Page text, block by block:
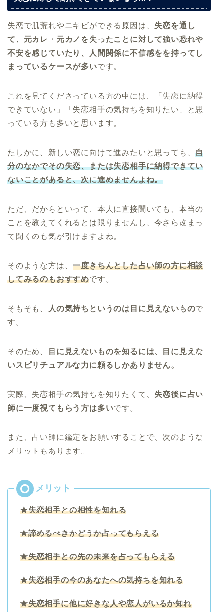
失恋で肌荒れやニキビができる原因は、 失恋を通し
て、元カレ・元カノを失ったことに対して強い恐れや
不安を感じていたり、人間関係に不信感をを持ってし
まっているケースが多いです。
これを見てくださっている方の中には、「失恋に納得
できていない」「失恋相手の気持ちを知りたい」と思
っている方も多いと思います。
たしかに、新しい恋に向けて進みたいと思っても、自
分のなかでその失恋、または失恋相手に納得できてい
ないことがあると、次に進めませんよね。
ただ、だからといって、本人に直接聞いても、本当の
ことを教えてくれるとは限りませんし、今さら改まっ
て聞くのも気が引けますよね。
そのような方は、一度きちんとした占い師の方に相談
してみるのもおすすめです。
そもそも、 人の気持ちというのは目に見えないもので
す。
そのため、
目に見えないものを知るには、目に見えな
いスピリチュアルな力に頼るしかありません。
実際、失恋相手の気持ちを知りたくて、 失恋後に占い
師に一度視てもらう方は多いです。
また、占い師に鑑定をお願いすることで、次のような
メリットもあります。
★失恋相手との相性を知れる
★諦めるべきかどうか占ってもらえる
★失恋相手との先の未来を占ってもらえる
★失恋相手の今のあなたへの気持ちを知れる
★失恋相手に他に好きな人や恋人がいるか知れ